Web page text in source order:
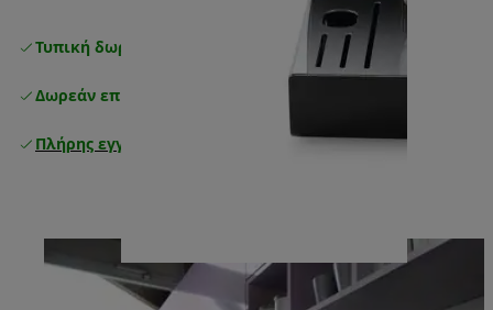
Τυπική δωρεάν παράδοση άνω των 49 €
Δωρεάν επιστροφές
Πλήρης εγγύηση κατασκευαστή